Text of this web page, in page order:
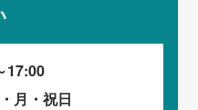
17:00
月・祝日